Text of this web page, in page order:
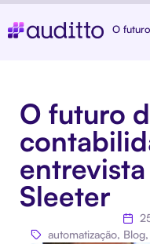
O
O futuro
Sleeter
automatização, Blog,